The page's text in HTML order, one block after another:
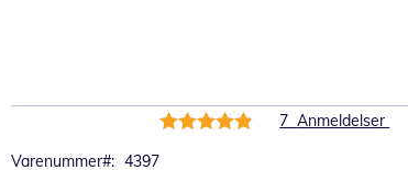
Varenummer 4397
Bedømmelse:
7Anmeldelser